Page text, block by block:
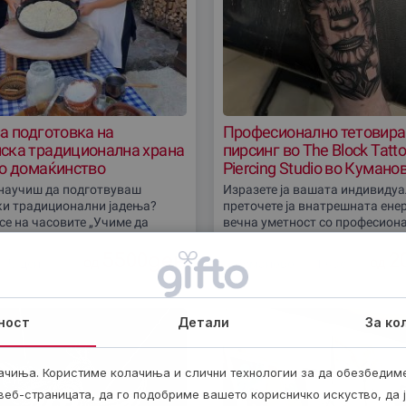
подготовка на
традиционална храна
домаќинство
да подготвуваш
традиционални јадења?
на часовите „Учиме да
ден
Професионално
пирсинг во The Block
Piercing Studio во
Изразете ја вашата
преточете ја внатрешната
вечна уметност со
кадеКуманово
Детали За
Користиме колачиња и слични технологии за да
страницата, да го подобриме вашето корисничко искуство, да